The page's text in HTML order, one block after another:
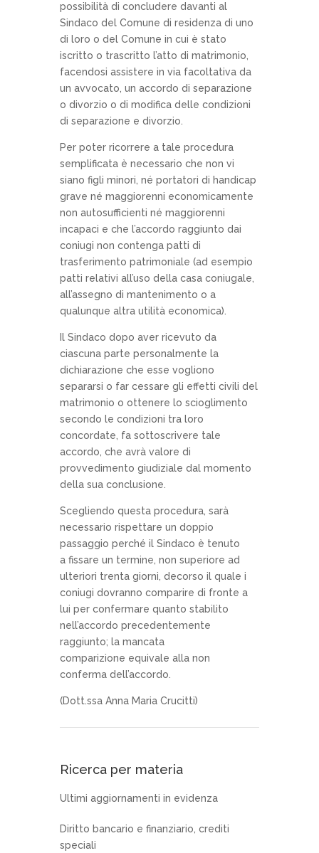
possibilità di concludere davanti al
Sindaco del Comune di residenza di uno
di loro o del Comune in cui è stato
iscritto o trascritto l’atto di matrimonio,
facendosi assistere in via facoltativa da
un avvocato, un accordo di separazione
o divorzio o di modifica delle condizioni
di separazione e divorzio.
Per poter ricorrere a tale procedura
semplificata è necessario che non vi
siano figli minori, né portatori di handicap
grave né maggiorenni economicamente
non autosufficienti né maggiorenni
incapaci e che l’accordo raggiunto dai
coniugi non contenga patti di
trasferimento patrimoniale (ad esempio
patti relativi all’uso della casa coniugale,
all’assegno di mantenimento o a
qualunque altra utilità economica).
Il Sindaco dopo aver ricevuto da
ciascuna parte personalmente la
dichiarazione che esse vogliono
separarsi o far cessare gli effetti civili del
matrimonio o ottenere lo scioglimento
secondo le condizioni tra loro
concordate, fa sottoscrivere tale
accordo, che avrà valore di
provvedimento giudiziale dal momento
della sua conclusione.
Scegliendo questa procedura, sarà
necessario rispettare un doppio
passaggio perché il Sindaco è tenuto
a fissare un termine, non superiore ad
ulteriori trenta giorni, decorso il quale i
coniugi dovranno comparire di fronte a
lui per confermare quanto stabilito
nell’accordo precedentemente
raggiunto; la mancata
comparizione equivale alla non
conferma dell’accordo.
(Dott.ssa Anna Maria Crucitti)
Ricerca per materia
Ultimi aggiornamenti in evidenza
Diritto bancario e finanziario, crediti
speciali